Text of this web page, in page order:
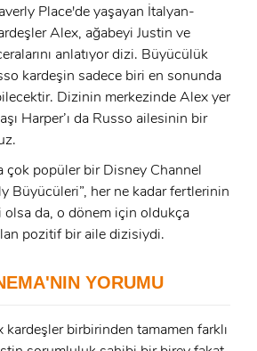
x
ÜYE OL
Place'de yaşayan İtalyan-
Alex, ağabeyi Justin ve
anlatıyor dizi. Büyücülük
kardeşin sadece biri en sonunda
Dizinin merkezinde Alex yer
Harper’ı da Russo ailesinin bir
çok popüler bir Disney Channel
Büyücüleri”, her ne kadar fertlerinin
da, o dönem için oldukça
pozitif bir aile dizisiydi.
YORUMU
kardeşler birbirinden tamamen farklı